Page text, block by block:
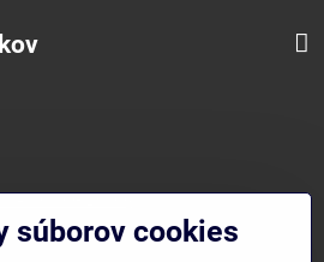
09:00- 15:00)
súborov cookies